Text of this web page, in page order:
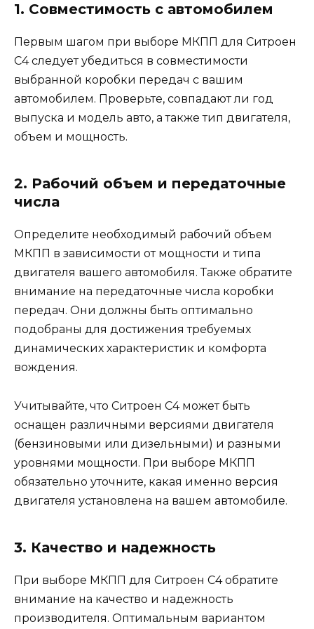
1. Совместимость с автомобилем
Первым шагом при выборе МКПП для Ситроен
С4 следует убедиться в совместимости
выбранной коробки передач с вашим
автомобилем. Проверьте, совпадают ли год
выпуска и модель авто, а также тип двигателя,
объем и мощность.
2. Рабочий объем и передаточные
числа
Определите необходимый рабочий объем
МКПП в зависимости от мощности и типа
двигателя вашего автомобиля. Также обратите
внимание на передаточные числа коробки
передач. Они должны быть оптимально
подобраны для достижения требуемых
динамических характеристик и комфорта
вождения.
Учитывайте, что Ситроен С4 может быть
оснащен различными версиями двигателя
(бензиновыми или дизельными) и разными
уровнями мощности. При выборе МКПП
обязательно уточните, какая именно версия
двигателя установлена на вашем автомобиле.
3. Качество и надежность
При выборе МКПП для Ситроен С4 обратите
внимание на качество и надежность
производителя. Оптимальным вариантом